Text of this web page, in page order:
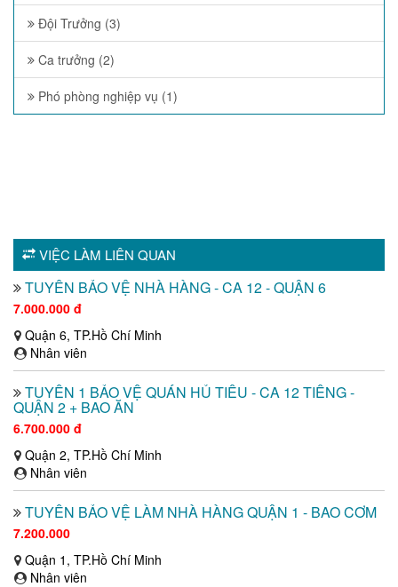
Đội Trưởng (3)
Ca trưởng (2)
Phó phòng nghiệp vụ (1)
VIỆC LÀM LIÊN QUAN
TUYỂN BẢO VỆ NHÀ HÀNG - CA 12 - QUẬN 6
7.000.000 đ
Quận 6, TP.Hồ Chí Minh
Nhân viên
TUYỂN 1 BẢO VỆ QUÁN HỦ TIẾU - CA 12 TIẾNG -
QUẬN 2 + BAO ĂN
6.700.000 đ
Quận 2, TP.Hồ Chí Minh
Nhân viên
TUYỂN BẢO VỆ LÀM NHÀ HÀNG QUẬN 1 - BAO CƠM
7.200.000
Quận 1, TP.Hồ Chí Minh
Nhân viên